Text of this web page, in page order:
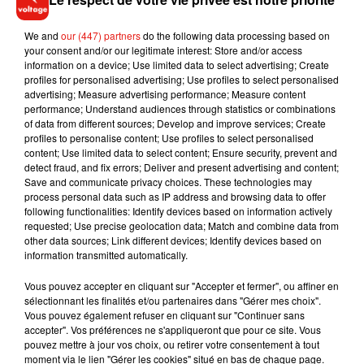
Sleeping woman accidentally flies to Gibraltar instead of
Belfast with easyJethttps://t.co/SfwuHehdQT
pic.twitter.com/73uIIMH4Nr
— The Mirror (@DailyMirror)June 4, 2021
Musique
6 août 2026
Il y a 10 ans, DJ Snake changeait de
dimension avec son premier...
3 août 2026
Fred again.. et Latin Mafia dévoilent enfin
leur mixtape créée en...
We and our (447) partnersdo the following data processing based on
your consent and/or our legitimate interest: Store and/or access
information on a device; Use limited data to select advertising; Create
profiles for personalised advertising; Use profiles to select personalised
advertising; Measure advertising performance; Measure content
performance; Understand audiences through statistics or combinations
of data from different sources; Develop and improve services; Create
profiles to personalise content; Use profiles to select personalised
content; Use limited data to select content; Ensure security, prevent and
detect fraud, and fix errors; Deliver and present advertising and content;
Save and communicate privacy choices. These technologies may
process personal data such as IP address and browsing data to offer
following functionalities: Identify devices based on information actively
requested; Use precise geolocation data; Match and combine data from
other data sources; Link different devices; Identify devices based on
information transmitted automatically.
Vous pouvez accepter en cliquant sur "Accepter et fermer", ou affiner en
sélectionnant les finalités et/ou partenaires dans "Gérer mes choix".
Vous pouvez également refuser en cliquant sur "Continuer sans
accepter". Vos préférences ne s'appliqueront que pour ce site. Vous
pouvez mettre à jour vos choix, ou retirer votre consentement à tout
moment via le lien "Gérer les cookies" situé en bas de chaque page.